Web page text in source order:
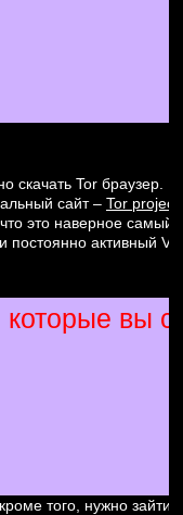
скачать Tor браузер.
сайт – Tor project
что это наверное
постоянно активный
вы
того, нужно зайти